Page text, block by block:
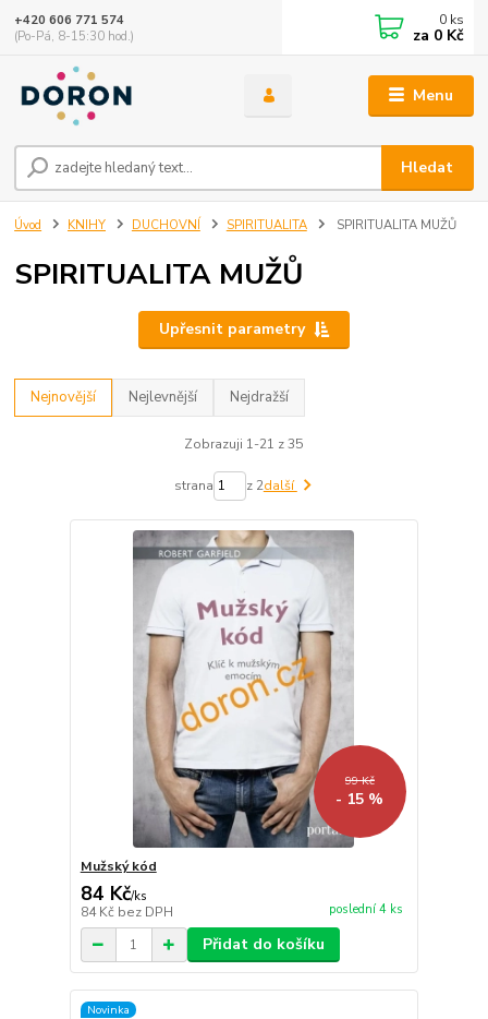
Menu
Hledat
+420 606 771 574
(Po-Pá, 8-15:30 hod.)
0 ks
za 0 Kč
Úvod KNIHY DUCHOVNÍ SPIRITUALITA SPIRITUALITA MUŽŮ
SPIRITUALITA MUŽŮ
Upřesnit parametry
Nejnovější Nejlevnější Nejdražší
Zobrazuji 1-21 z 35
strana z 2další
99 Kč
- 15 %
Mužský kód
84 Kč/ks
84 Kč bez DPH poslední 4 ks
Přidat do košíku
Novinka